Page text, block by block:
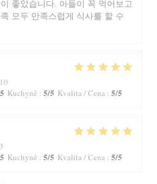
좋았습니다. 아들이 꼭 먹어보고
모두 만족스럽게 식사를 할 수
Kuchyně : 5/5 Kvalita / Cena : 5/5
Kuchyně : 5/5 Kvalita / Cena : 5/5